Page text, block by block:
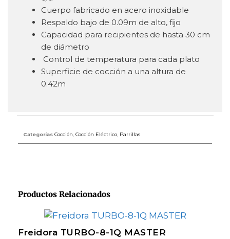
Cuerpo fabricado en acero inoxidable
Respaldo bajo de 0.09m de alto, fijo
Capacidad para recipientes de hasta 30 cm
de diámetro
Control de temperatura para cada plato
Superficie de cocción a una altura de
0.42m
Categorías Cocción Cocción Eléctrico Parrillas
Productos Relacionados
Freidora TURBO-8-1Q MASTER